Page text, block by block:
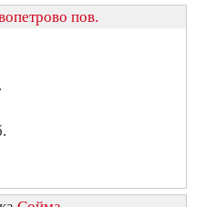
пов.